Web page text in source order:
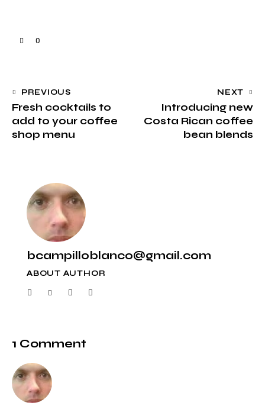
0
PREVIOUS
Fresh cocktails to
add to your coffee
shop menu
NEXT
Introducing new
Costa Rican coffee
bean blends
bcampilloblanco@gmail.com
ABOUT AUTHOR
1 Comment